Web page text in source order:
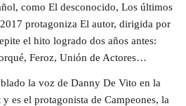
como El desconocido, Los últimos
protagoniza El autor, dirigida por
el hito logrado dos años antes:
Feroz, Unión de Actores…
la voz de Danny De Vito en la
es el protagonista de Campeones, la